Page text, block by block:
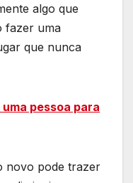
algo que
fazer uma
que nunca
pessoa para
novo pode trazer